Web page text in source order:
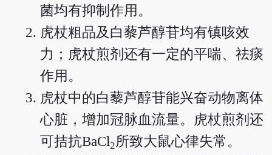
菌均有抑制作用。
虎杖粗品及白藜芦醇苷均有镇咳效
力；虎杖煎剂还有一定的平喘、祛痰
作用。
虎杖中的白藜芦醇苷能兴奋动物离体
心脏，增加冠脉血流量。虎杖煎剂还
可拮抗BaCl2所致大鼠心律失常。